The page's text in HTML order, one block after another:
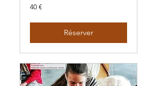
40
euros
40 €
Réserver